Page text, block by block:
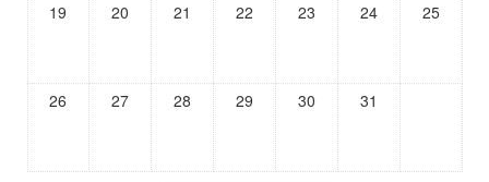
19 20 21 22 23 24 25
26 27 28 29 30 31